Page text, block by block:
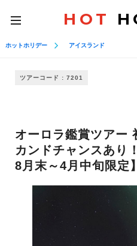
toggle
navigation
HOT
ホットホリデー アイスランド
ツアーコード : 7201
オーロラ鑑賞ツアー
カンドチャンスあり
8月末～4月中旬限定】